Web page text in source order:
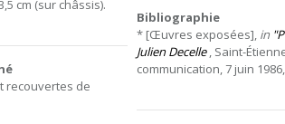
cm (sur châssis).
recouvertes de
Bibliographie
* [Œuvres exposées], in
Julien Decelle, Saint-
communication, 7 juin